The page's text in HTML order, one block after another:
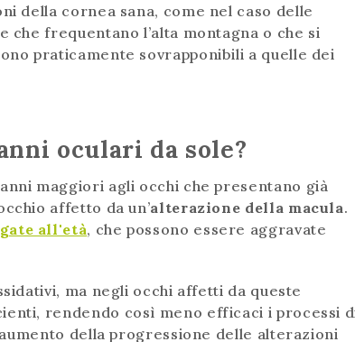
della cornea sana, come nel caso delle
frequentano l’alta montagna o che si
praticamente sovrapponibili a quelle dei
oculari da sole?
maggiori agli occhi che presentano già
affetto da un’alterazione della macula.
all'età, che possono essere aggravate
ma negli occhi affetti da queste
rendendo così meno efficaci i processi
della progressione delle alterazioni